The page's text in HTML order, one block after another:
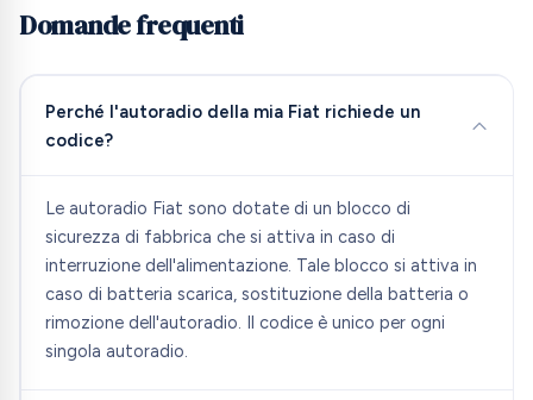
Domande frequenti
Perché l'autoradio della mia Fiat richiede un
codice?
Le autoradio Fiat sono dotate di un blocco di
sicurezza di fabbrica che si attiva in caso di
interruzione dell'alimentazione. Tale blocco si attiva in
caso di batteria scarica, sostituzione della batteria o
rimozione dell'autoradio. Il codice è unico per ogni
singola autoradio.